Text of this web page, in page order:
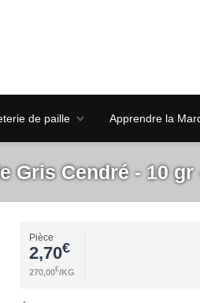
de paille Apprendre la
Gris Cendré - 10 gr
Pièce
2,70€
270,00€/KG